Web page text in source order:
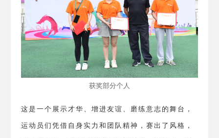
获奖部分个人
这是一个展示才华、增进友谊、磨练意志的舞台，
运动员们凭借自身实力和团队精神，赛出了风格，